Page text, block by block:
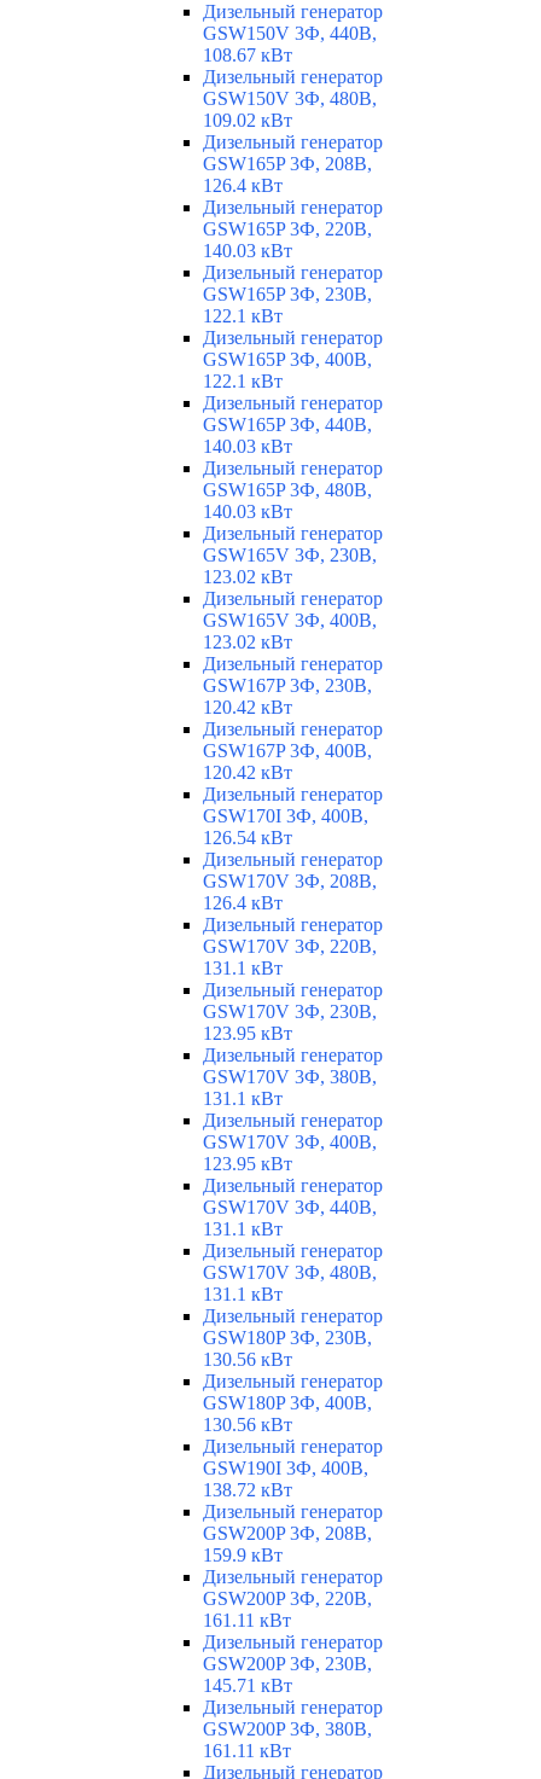
Дизельный генератор
GSW150V 3Ф, 440В,
108.67 кВт
Дизельный генератор
GSW150V 3Ф, 480В,
109.02 кВт
Дизельный генератор
GSW165P 3Ф, 208В,
126.4 кВт
Дизельный генератор
GSW165P 3Ф, 220В,
140.03 кВт
Дизельный генератор
GSW165P 3Ф, 230В,
122.1 кВт
Дизельный генератор
GSW165P 3Ф, 400В,
122.1 кВт
Дизельный генератор
GSW165P 3Ф, 440В,
140.03 кВт
Дизельный генератор
GSW165P 3Ф, 480В,
140.03 кВт
Дизельный генератор
GSW165V 3Ф, 230В,
123.02 кВт
Дизельный генератор
GSW165V 3Ф, 400В,
123.02 кВт
Дизельный генератор
GSW167P 3Ф, 230В,
120.42 кВт
Дизельный генератор
GSW167P 3Ф, 400В,
120.42 кВт
Дизельный генератор
GSW170I 3Ф, 400В,
126.54 кВт
Дизельный генератор
GSW170V 3Ф, 208В,
126.4 кВт
Дизельный генератор
GSW170V 3Ф, 220В,
131.1 кВт
Дизельный генератор
GSW170V 3Ф, 230В,
123.95 кВт
Дизельный генератор
GSW170V 3Ф, 380В,
131.1 кВт
Дизельный генератор
GSW170V 3Ф, 400В,
123.95 кВт
Дизельный генератор
GSW170V 3Ф, 440В,
131.1 кВт
Дизельный генератор
GSW170V 3Ф, 480В,
131.1 кВт
Дизельный генератор
GSW180P 3Ф, 230В,
130.56 кВт
Дизельный генератор
GSW180P 3Ф, 400В,
130.56 кВт
Дизельный генератор
GSW190I 3Ф, 400В,
138.72 кВт
Дизельный генератор
GSW200P 3Ф, 208В,
159.9 кВт
Дизельный генератор
GSW200P 3Ф, 220В,
161.11 кВт
Дизельный генератор
GSW200P 3Ф, 230В,
145.71 кВт
Дизельный генератор
GSW200P 3Ф, 380В,
161.11 кВт
Дизельный генератор